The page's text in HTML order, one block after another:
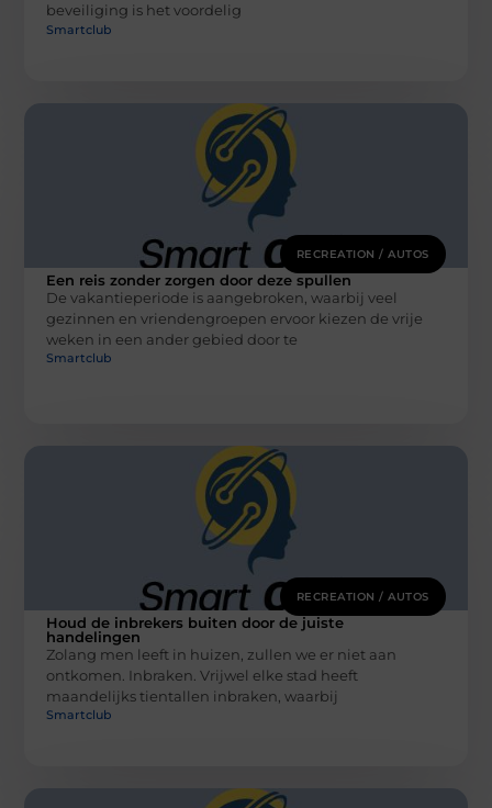
beveiliging is het voordelig
Smartclub
RECREATION / AUTOS
Een reis zonder zorgen door deze spullen
De vakantieperiode is aangebroken, waarbij veel
gezinnen en vriendengroepen ervoor kiezen de vrije
weken in een ander gebied door te
Smartclub
RECREATION / AUTOS
Houd de inbrekers buiten door de juiste
handelingen
Zolang men leeft in huizen, zullen we er niet aan
ontkomen. Inbraken. Vrijwel elke stad heeft
maandelijks tientallen inbraken, waarbij
Smartclub